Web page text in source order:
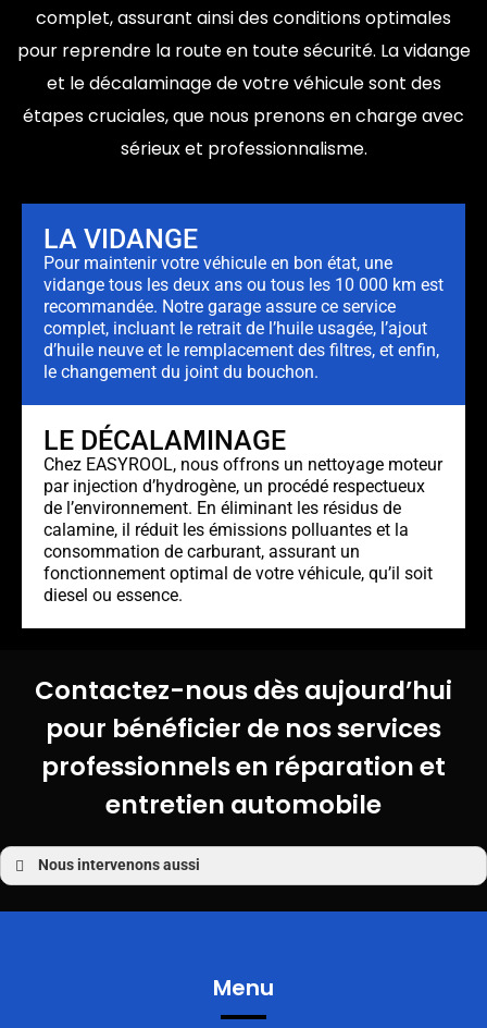
complet, assurant ainsi des conditions optimales
pour reprendre la route en toute sécurité. La vidange
et le décalaminage de votre véhicule sont des
étapes cruciales, que nous prenons en charge avec
sérieux et professionnalisme.
LA VIDANGE
Pour maintenir votre véhicule en bon état, une
vidange tous les deux ans ou tous les 10 000 km est
recommandée. Notre garage assure ce service
complet, incluant le retrait de l’huile usagée, l’ajout
d’huile neuve et le remplacement des filtres, et enfin,
le changement du joint du bouchon.
LE DÉCALAMINAGE
Chez EASYROOL, nous offrons un nettoyage moteur
par injection d’hydrogène, un procédé respectueux
de l’environnement. En éliminant les résidus de
calamine, il réduit les émissions polluantes et la
consommation de carburant, assurant un
fonctionnement optimal de votre véhicule, qu’il soit
diesel ou essence.
Contactez-nous dès aujourd’hui
pour bénéficier de nos services
professionnels en réparation et
entretien automobile
Nous intervenons aussi
Menu